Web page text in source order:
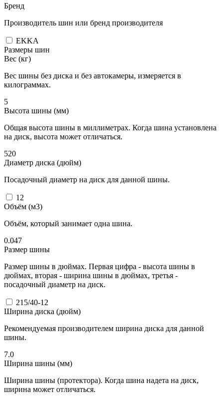
Бренд
Производитель шин или бренд производителя
EKKA
Размеры шин
Вес (кг)
Вес шины без диска и без автокамеры, измеряется в
килограммах.
5
Высота шины (мм)
Общая высота шины в миллиметрах. Когда шина установлена
на диск, высота может отличаться.
520
Диаметр диска (дюйм)
Посадочный диаметр на диск для данной шины.
12
Объём (м3)
Объём, который занимает одна шина.
0.047
Размер шины
Размер шины в дюймах. Первая цифра - высота шины в
дюймах, вторая - ширина шины в дюймах, третья -
посадочный диаметр на диск.
215/40-12
Ширина диска (дюйм)
Рекомендуемая производителем ширина диска для данной
шины.
7.0
Ширина шины (мм)
Ширина шины (протектора). Когда шина надета на диск,
ширина может отличаться.